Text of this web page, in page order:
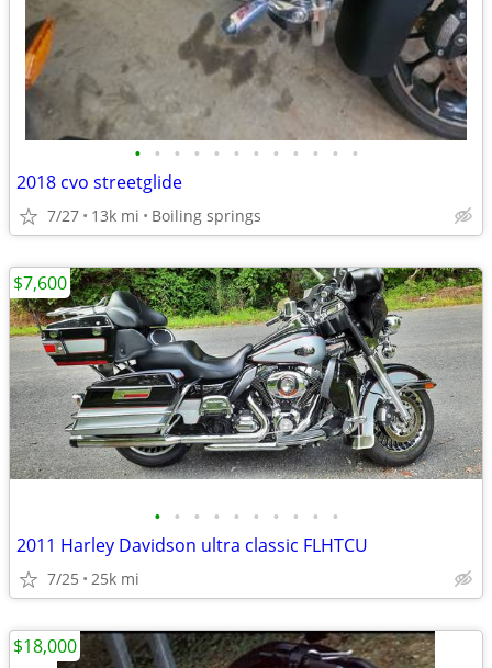
• • • • • • • • • • • •
2018 cvo streetglide
7/27 13k mi Boiling springs
• • • • • • • • • •
2011 Harley Davidson ultra classic FLHTCU
7/25 25k mi
$7,600
$18,000